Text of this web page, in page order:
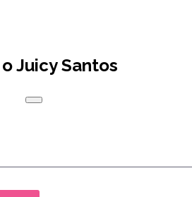
Juicy Santos